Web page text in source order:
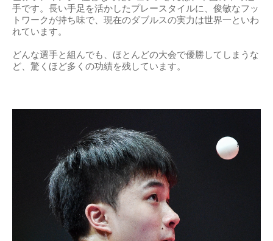
手です。長い手足を活かしたプレースタイルに、俊敏なフッ
トワークが持ち味で、現在のダブルスの実力は世界一といわ
れています。
どんな選手と組んでも、ほとんどの大会で優勝してしまうな
ど、驚くほど多くの功績を残しています。